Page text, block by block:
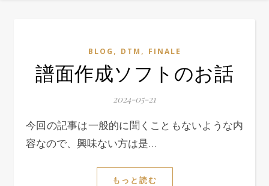
BLOG , DTM , FINALE
譜面作成ソフトのお話
2024-05-21
今回の記事は一般的に聞くこともないような内
容なので、興味ない方は是…
もっと読む